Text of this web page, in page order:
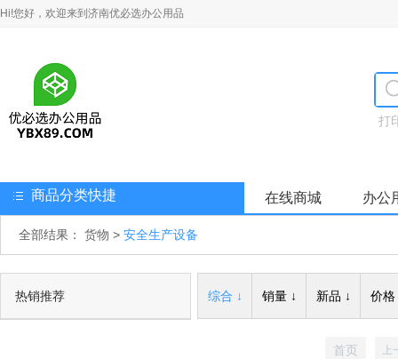
Hi!您好，欢迎来到济南优必选办公用品
打
商品分类快捷 在线商城 办公
全部结果： 货物 > 安全生产设备
热销推荐 综合 ↓ 销量 ↓ 新品 ↓ 价格
首页 上